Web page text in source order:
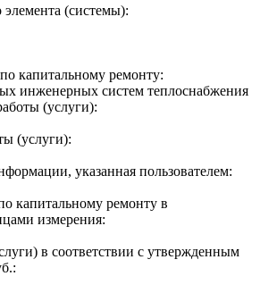
(системы):
капитальному ремонту:
инженерных систем теплоснабжения
(услуги):
(услуги):
указанная пользователем:
капитальному ремонту в
измерения:
в соответствии с утвержденным